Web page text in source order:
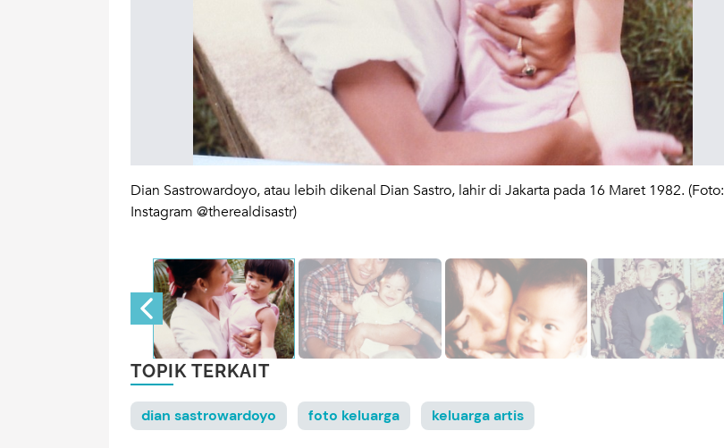
Dian Sastrowardoyo, atau lebih dikenal Dian Sastro, lahir di Jakarta pada 16 Maret 1982. (Foto:
Instagram @therealdisastr)
TOPIK TERKAIT
dian sastrowardoyo foto keluarga keluarga artis